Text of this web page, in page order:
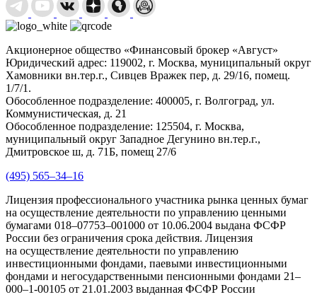
Акционерное общество «Финансовый брокер «Август»
Юридический адрес: 119002, г. Москва, муниципальный округ
Хамовники вн.тер.г., Сивцев Вражек пер, д. 29/16, помещ.
1/7/1.
Обособленное подразделение: 400005, г. Волгоград, ул.
Коммунистическая, д. 21
Обособленное подразделение: 125504, г. Москва,
муниципальный округ Западное Дегунино вн.тер.г.,
Дмитровское ш, д. 71Б, помещ 27/6
(495) 565–34–16
Лицензия профессионального участника рынка ценных бумаг
на осуществление деятельности по управлению ценными
бумагами 018–07753–001000 от 10.06.2004 выдана ФСФР
России без ограничения срока действия. Лицензия
на осуществление деятельности по управлению
инвестиционными фондами, паевыми инвестиционными
фондами и негосударственными пенсионными фондами 21–
000–1-00105 от 21.01.2003 выданная ФСФР России